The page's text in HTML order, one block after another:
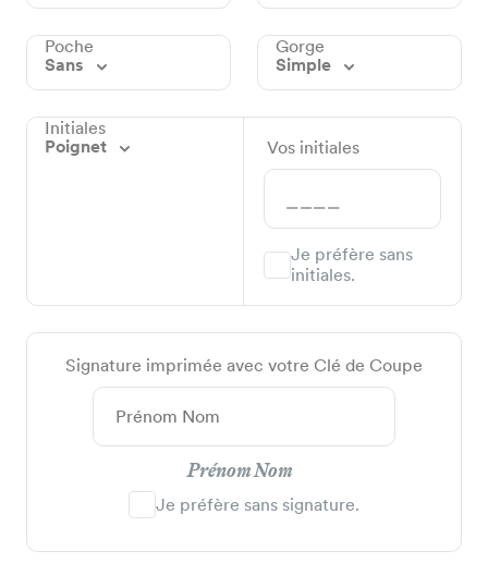
Poche
Sans
Gorge
Simple
Initiales
Poignet
Vos initiales
Je préfère sans
initiales.
Signature imprimée avec votre Clé de Coupe
Prénom Nom
Je préfère sans signature.